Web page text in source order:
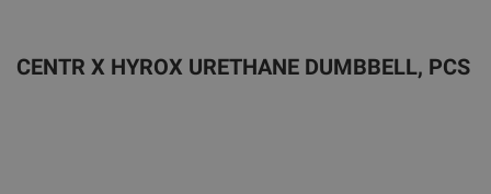
CENTR X HYROX URETHANE DUMBBELL, PCS